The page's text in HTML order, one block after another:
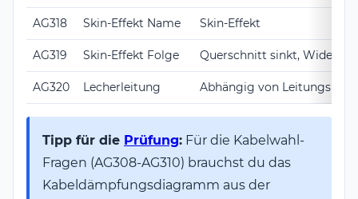
AG318 Skin-Effekt Name Skin-Effekt
AG319 Skin-Effekt Folge Querschnitt sinkt,
AG320 Lecherleitung Abhängig von
Tipp für die Prüfung: Für die Kabelwahl-
Fragen (AG308-AG310) brauchst du das
Kabeldämpfungsdiagramm aus der